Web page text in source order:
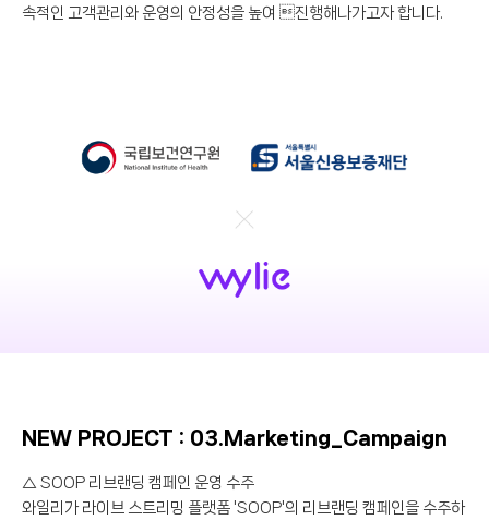
속적인 고객관리와 운영의 안정성을 높여 진행해나가고자 합니다.
NEW PROJECT : 03.Marketing_Campaign
△ SOOP 리브랜딩 캠페인 운영 수주
와일리가 라이브 스트리밍 플랫폼 'SOOP'의 리브랜딩 캠페인을 수주하